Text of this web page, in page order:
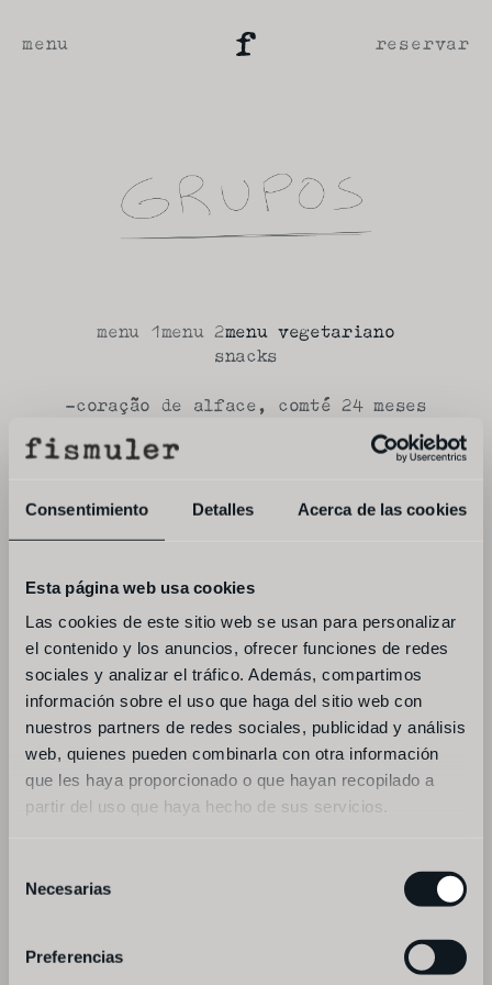
Consentimiento Detalles Acerca de las cookies
Esta página web usa cookies
Las cookies de este sitio web se usan para personalizar
el contenido y los anuncios, ofrecer funciones de redes
sociales y analizar el tráfico. Además, compartimos
información sobre el uso que haga del sitio web con
nuestros partners de redes sociales, publicidad y análisis
web, quienes pueden combinarla con otra información
que les haya proporcionado o que hayan recopilado a
partir del uso que haya hecho de sus servicios.
Necesarias
Preferencias
menu reservar
menu 1menu 2menu vegetariano
snacks
-coração de alface, comté 24 meses
-couve chinesa assada, miso, alho negro,
entradas para partilhar
-ceviche de curgete, beterraba
-burrata, dióspiro na brasa
--
pratos principais